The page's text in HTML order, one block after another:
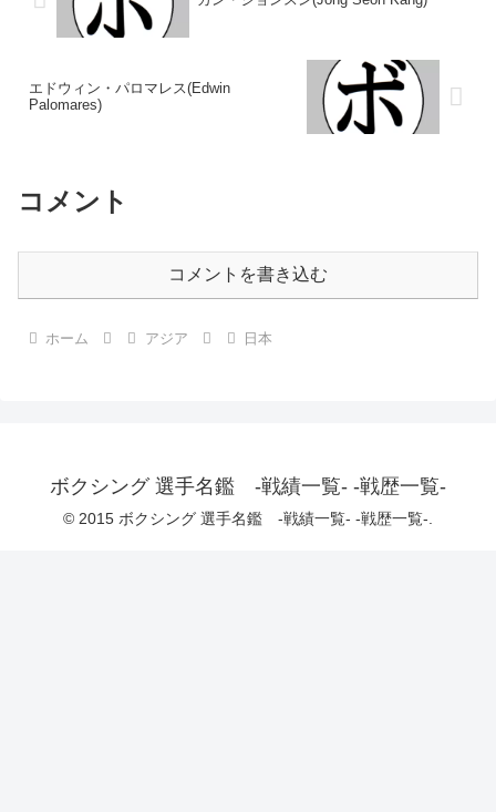
エドウィン・パロマレス(Edwin
Palomares)
コメント
コメントを書き込む
ホーム アジア 日本
ボクシング 選手名鑑 -戦績一覧- -戦歴一覧-
© 2015 ボクシング 選手名鑑 -戦績一覧- -戦歴一覧-.